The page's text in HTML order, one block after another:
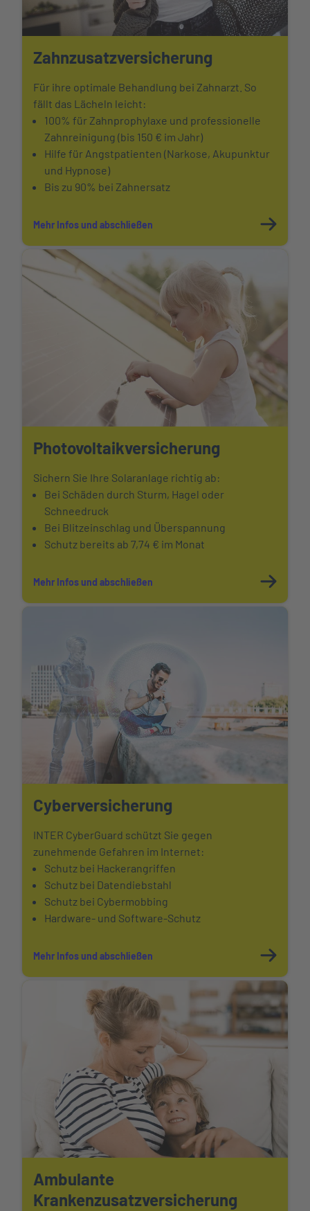
Zahnzusatzversicherung
Für ihre optimale Behandlung bei Zahnarzt. So
fällt das Lächeln leicht:
100% für Zahnprophylaxe und professionelle
Zahnreinigung (bis 150 € im Jahr)
Hilfe für Angstpatienten (Narkose, Akupunktur
und Hypnose)
Bis zu 90% bei Zahnersatz
Mehr Infos und abschließen
Photovoltaikversicherung
Sichern Sie Ihre Solaranlage richtig ab:
Bei Schäden durch Sturm, Hagel oder
Schneedruck
Bei Blitzeinschlag und Überspannung
Schutz bereits ab 7,74 € im Monat
Mehr Infos und abschließen
Cyberversicherung
INTER CyberGuard schützt Sie gegen
zunehmende Gefahren im Internet:
Schutz bei Hackerangriffen
Schutz bei Datendiebstahl
Schutz bei Cybermobbing
Hardware- und Software-Schutz
Mehr Infos und abschließen
Ambulante
Krankenzusatzversicherung